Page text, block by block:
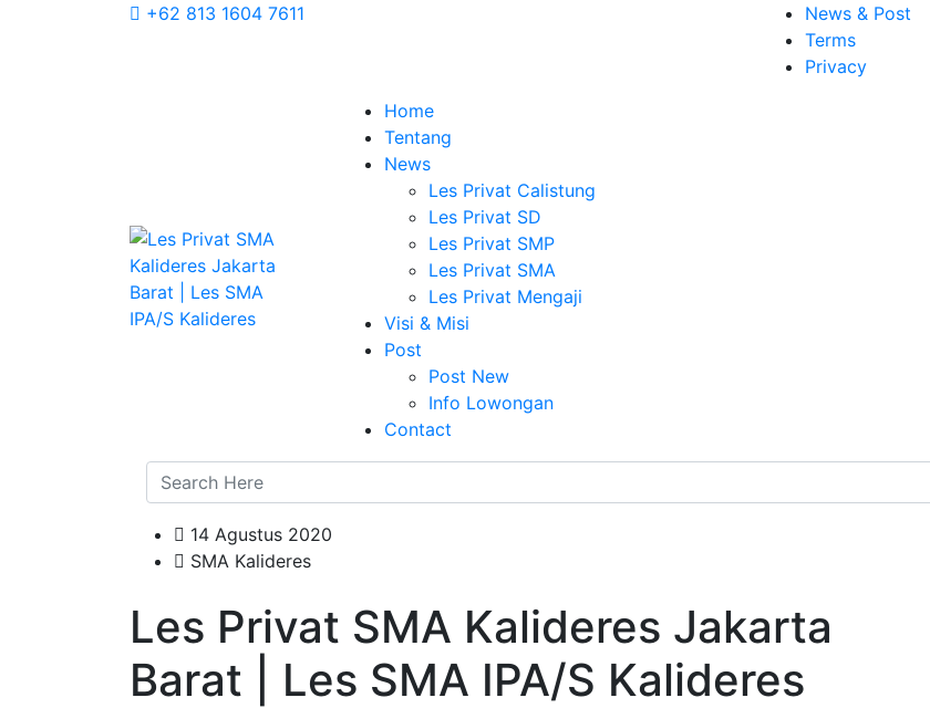
+62 813 1604 7611
News & Post
Terms
Privacy
Home
Tentang
News
Les Privat Calistung
Les Privat SD
Les Privat SMP
Les Privat SMA
Les Privat Mengaji
Visi & Misi
Post
Post New
Info Lowongan
Contact
14 Agustus 2020
SMA Kalideres
Les Privat SMA Kalideres Jakarta
Barat | Les SMA IPA/S Kalideres